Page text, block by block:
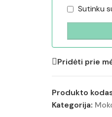
Sutinku
Pridėti prie
Produkto
Kategorija: